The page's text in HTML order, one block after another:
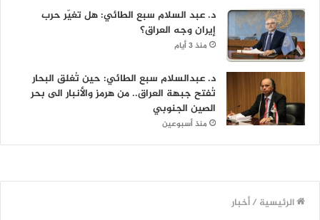
د. عبد السلام سبع الطائي: هل تغيّر حرب
إيران وجه العراق؟
منذ 3 أيام
د. عبدالسلام سبع الطائي: حين تُغلق البحار
تُفتح جبهة العراق.. من هرمز والأنبار الى بحر
الصين الجنوبي
منذ أسبوعين